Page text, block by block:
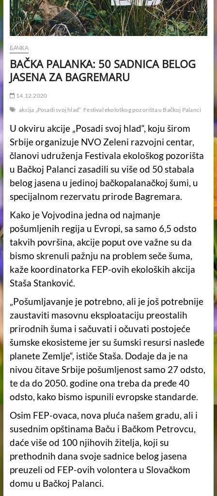
БАЧКА
BAČKA PALANKA: 50 SADNICA BELOG
JASENA ZA BAGREMARU
14.12.2020
akcija „Posadi svoj hlad“ Festival ekološkog pozorišta u Bačkoj Palanci
U okviru akcije „Posadi svoj hlad“, koju širom
Srbije organizuje NVO Zeleni razvojni centar,
članovi udruženja Festivala ekološkog pozorišta
u Bačkoj Palanci zasadili su više od 50 stabala
belog jasena u jedinoj bačkopalanačkoj šumi, u
specijalnom rezervatu prirode Bagremara.
Kako je Vojvodina jedna od najmanje
pošumljenih regija u Evropi, sa samo 6,5 odsto
takvih površina, akcije poput ove važne su da
bismo skrenuli pažnju na problem seče šuma,
kaže koordinatorka FEP-ovih ekoloških akcija
Staša Stanković.
„Pošumljavanje je potrebno, ali je još potrebnije
zaustaviti masovnu eksploataciju preostalih
prirodnih šuma i sačuvati i očuvati postojeće
šumske ekosisteme jer su šumski resursi nasleđe
planete Zemlje“, ističe Staša. Dodaje da je na
nivou čitave Srbije pošumljenost samo 27 odsto,
te da do 2050. godine ona treba da pređe 40
odsto, kako bismo ispunili evropske standarde.
Osim FEP-ovaca, nova pluća našem gradu, ali i
susednim opštinama Baču i Bačkom Petrovcu,
daće više od 100 njihovih žitelja, koji su
prethodnih dana svoje sadnice belog jasena
preuzeli od FEP-ovih volontera u Slovačkom
domu u Bačkoj Palanci.